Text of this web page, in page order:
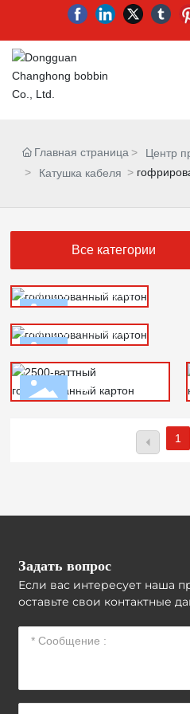
Главная страница
Центр
Катушка кабеля
Все категории
гофрированный картон
Еще +
гофрированный картон
Еще +
2500-ваттный гофрированный
картон
1
Задать вопрос
Если вас интересует наша
оставьте свои контактные